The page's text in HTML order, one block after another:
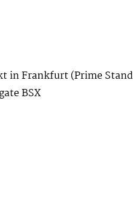
in Frankfurt (Prime
BSX